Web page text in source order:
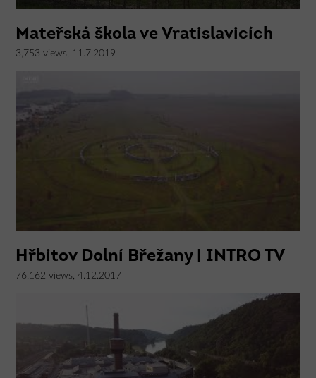
Mateřská škola ve Vratislavicích
3,753 views, 11.7.2019
Hřbitov Dolní Břežany | INTRO TV
76,162 views, 4.12.2017